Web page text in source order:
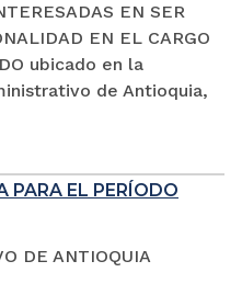
EN SER
EN EL CARGO
ubicado en la
de Antioquia,
PARA EL PERÍODO
DE ANTIOQUIA